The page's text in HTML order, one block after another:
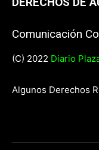
Comunicación
(C) 2022 Diario
Algunos Derechos